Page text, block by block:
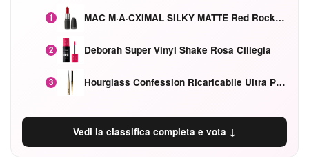
1 MAC M·A·CXIMAL SILKY MATTE Red Rock mat
2 Deborah Super Vinyl Shake Rosa Ciliegia
3 Hourglass Confession Ricaricabile Ultra Preciso Ad Alta Intensità Secretly Classic Red
Vedi la classifica completa e vota ↓